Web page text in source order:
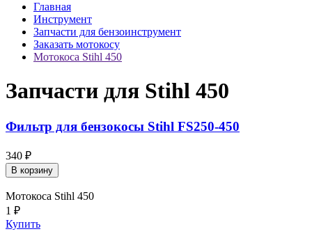
Главная
Инструмент
Запчасти для бензоинструмент
Заказать мотокосу
Мотокоса Stihl 450
Запчасти для Stihl 450
Фильтр для бензокосы Stihl FS250-450
340 ₽
В корзину
Мотокоса Stihl 450
1 ₽
Купить